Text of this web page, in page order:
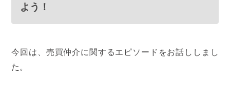
よう！
今回は、売買仲介に関するエピソードをお話ししまし
た。